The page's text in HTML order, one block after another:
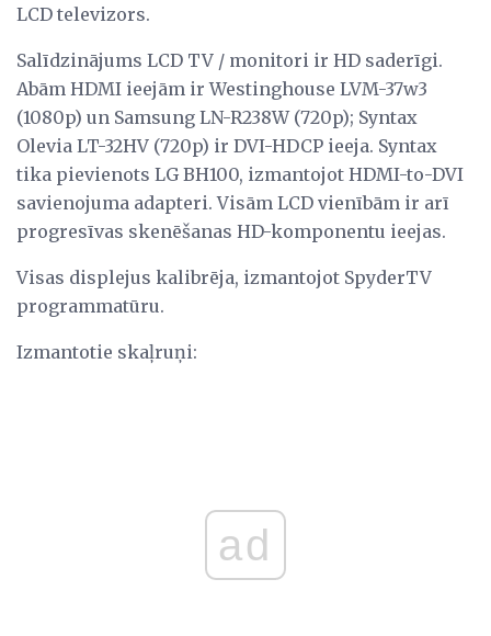
LCD televizors.
Salīdzinājums LCD TV / monitori ir HD saderīgi.
Abām HDMI ieejām ir Westinghouse LVM-37w3
(1080p) un Samsung LN-R238W (720p); Syntax
Olevia LT-32HV (720p) ir DVI-HDCP ieeja. Syntax
tika pievienots LG BH100, izmantojot HDMI-to-DVI
savienojuma adapteri. Visām LCD vienībām ir arī
progresīvas skenēšanas HD-komponentu ieejas.
Visas displejus kalibrēja, izmantojot SpyderTV
programmatūru.
Izmantotie skaļruņi:
ad